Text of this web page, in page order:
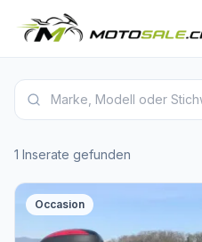
Suzuki Motorrad Inserate
1 Inserate gefunden
Occasion